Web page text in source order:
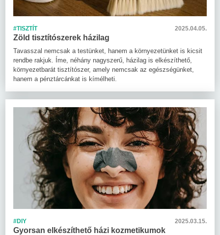
#TISZTÍT 2025.04.05.
Zöld tisztítószerek házilag
Tavasszal nemcsak a testünket, hanem a környezetünket is kicsit
rendbe rakjuk. Íme, néhány nagyszerű, házilag is elkészíthető,
környezetbarát tisztítószer, amely nemcsak az egészségünket,
hanem a pénztárcánkat is kímélheti.
#DIY 2025.03.15.
Gyorsan elkészíthető házi kozmetikumok